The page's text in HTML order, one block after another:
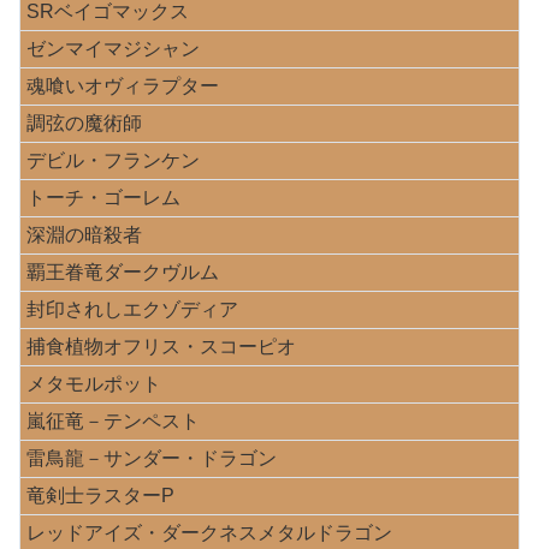
SRベイゴマックス
ゼンマイマジシャン
魂喰いオヴィラプター
調弦の魔術師
デビル・フランケン
トーチ・ゴーレム
深淵の暗殺者
覇王眷竜ダークヴルム
封印されしエクゾディア
捕食植物オフリス・スコーピオ
メタモルポット
嵐征竜－テンペスト
雷鳥龍－サンダー・ドラゴン
竜剣士ラスターP
レッドアイズ・ダークネスメタルドラゴン